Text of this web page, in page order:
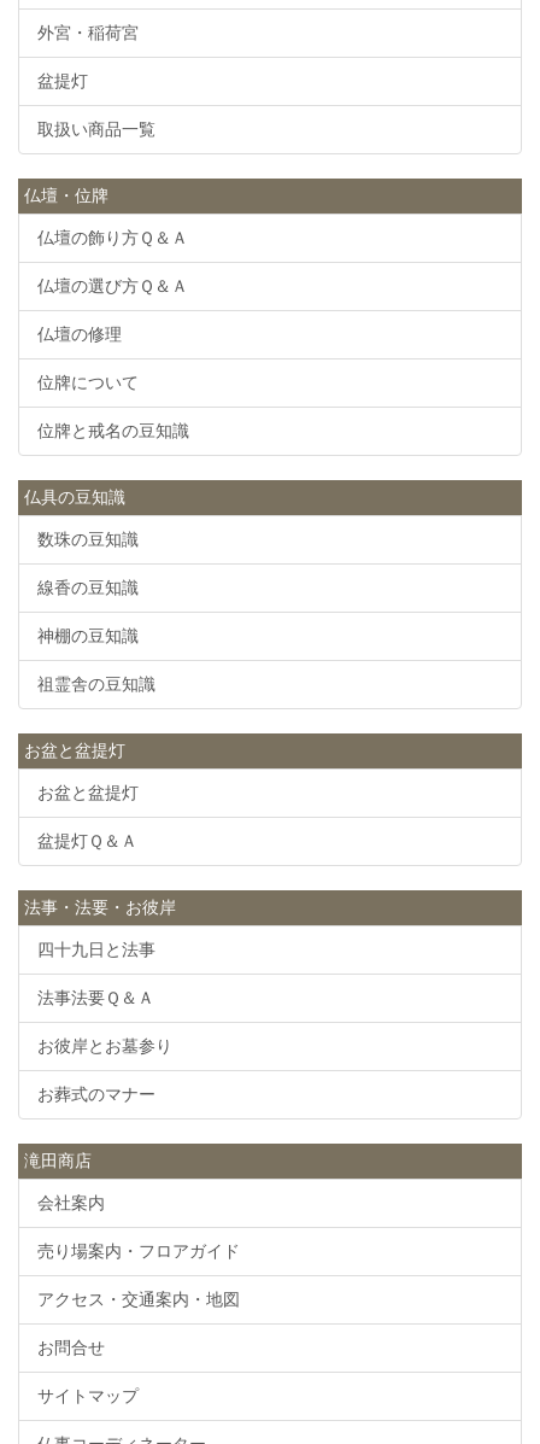
外宮・稲荷宮
盆提灯
取扱い商品一覧
仏壇・位牌
仏壇の飾り方Ｑ＆Ａ
仏壇の選び方Ｑ＆Ａ
仏壇の修理
位牌について
位牌と戒名の豆知識
仏具の豆知識
数珠の豆知識
線香の豆知識
神棚の豆知識
祖霊舎の豆知識
お盆と盆提灯
お盆と盆提灯
盆提灯Ｑ＆Ａ
法事・法要・お彼岸
四十九日と法事
法事法要Ｑ＆Ａ
お彼岸とお墓参り
お葬式のマナー
滝田商店
会社案内
売り場案内・フロアガイド
アクセス・交通案内・地図
お問合せ
サイトマップ